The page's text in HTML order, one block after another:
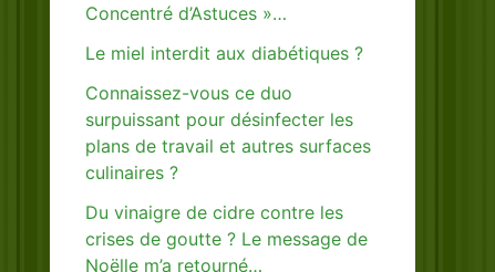
Concentré d’Astuces »…
Le miel interdit aux diabétiques ?
Connaissez-vous ce duo
surpuissant pour désinfecter les
plans de travail et autres surfaces
culinaires ?
Du vinaigre de cidre contre les
crises de goutte ? Le message de
Noëlle m’a retourné…